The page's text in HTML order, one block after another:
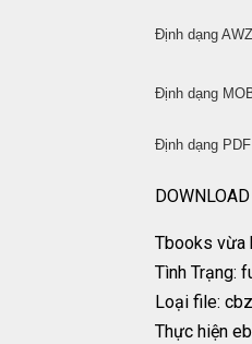
Định
Định
Định
Tbooks vừa
Tình Trạng:
Loại file: cbz
Thực hiện